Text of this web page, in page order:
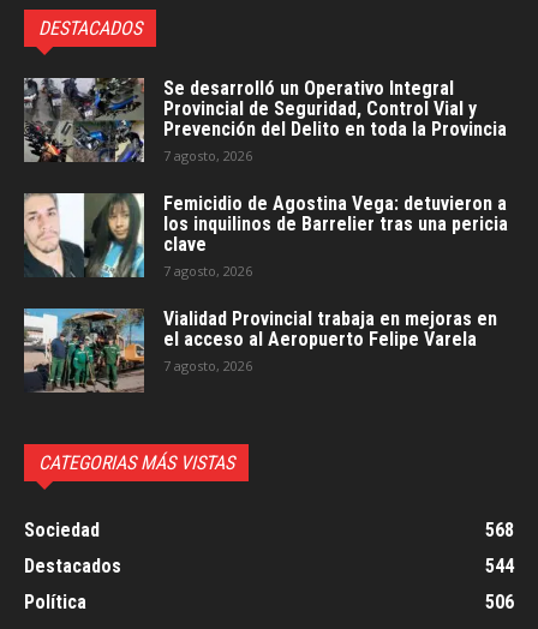
DESTACADOS
Se desarrolló un Operativo Integral
Provincial de Seguridad, Control Vial y
Prevención del Delito en toda la Provincia
7 agosto, 2026
Femicidio de Agostina Vega: detuvieron a
los inquilinos de Barrelier tras una pericia
clave
7 agosto, 2026
Vialidad Provincial trabaja en mejoras en
el acceso al Aeropuerto Felipe Varela
7 agosto, 2026
CATEGORIAS MÁS VISTAS
Sociedad
568
Destacados
544
Política
506